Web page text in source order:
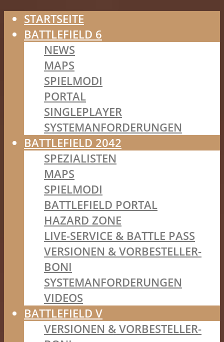
STARTSEITE
BATTLEFIELD 6
NEWS
MAPS
SPIELMODI
PORTAL
SINGLEPLAYER
SYSTEMANFORDERUNGEN
BATTLEFIELD 2042
SPEZIALISTEN
MAPS
SPIELMODI
BATTLEFIELD PORTAL
HAZARD ZONE
LIVE-SERVICE & BATTLE PASS
VERSIONEN & VORBESTELLER-
BONI
SYSTEMANFORDERUNGEN
VIDEOS
BATTLEFIELD V
VERSIONEN & VORBESTELLER-